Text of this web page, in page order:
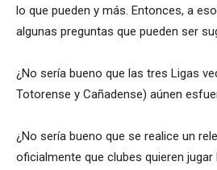
lo que pueden y más. Entonces, a
algunas preguntas que pueden ser
¿No sería bueno que las tres Ligas
Totorense y Cañadense) aúnen
¿No sería bueno que se realice un
oficialmente que clubes quieren